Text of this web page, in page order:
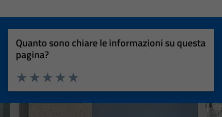
Quanto sono chiare le informazioni su questa
pagina?
Valuta 5 stelle su 5
Valuta 4 stelle su 5
Valuta 3 stelle su 5
Valuta 2 stelle su 5
Valuta 1 stelle su 5